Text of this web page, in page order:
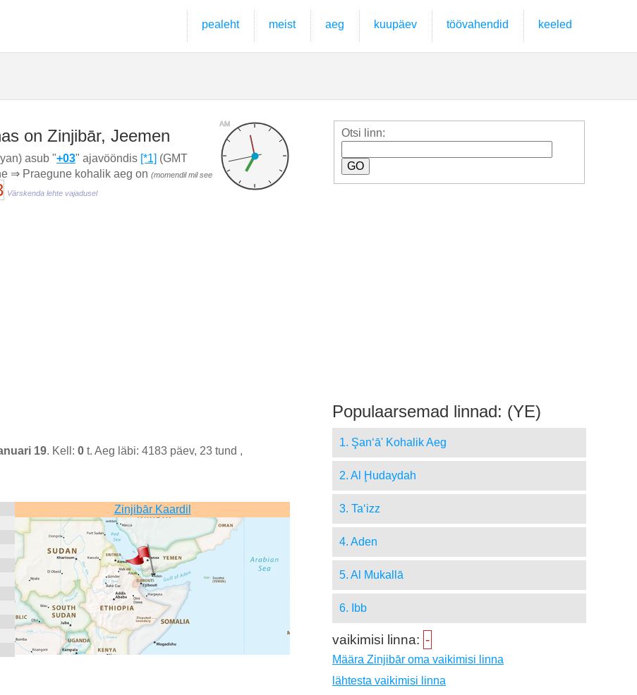
pealeht meist aeg kuupäev töövahendid keeled
AM
on Zinjibār, Jeemen
asub "+03" ajavööndis [*1] (GMT
⇒ Praegune kohalik aeg on (momendil mil see
Värskenda lehte vajadusel
19. Kell: 0 t. Aeg läbi: 4183 päev, 23 tund ,
Zinjibār Kaardil
Otsi linn:
Populaarsemad linnad: (YE)
1. Şan‘ā' Kohalik Aeg
2. Al Ḩudaydah
3. Ta‘izz
4. Aden
5. Al Mukallā
6. Ibb
vaikimisi linna: -
Määra Zinjibār oma vaikimisi linna
lähtesta vaikimisi linna